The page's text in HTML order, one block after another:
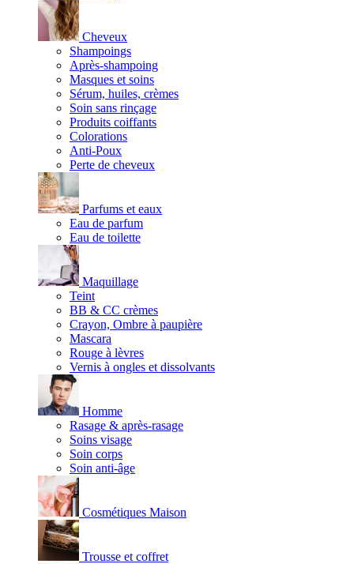
Cheveux
Shampoings
Après-shampoing
Masques et soins
Sérum, huiles, crèmes
Soin sans rinçage
Produits coiffants
Colorations
Anti-Poux
Perte de cheveux
Parfums et eaux
Eau de parfum
Eau de toilette
Maquillage
Teint
BB & CC crèmes
Crayon, Ombre à paupière
Mascara
Rouge à lèvres
Vernis à ongles et dissolvants
Homme
Rasage & après-rasage
Soins visage
Soin corps
Soin anti-âge
Cosmétiques Maison
Trousse et coffret